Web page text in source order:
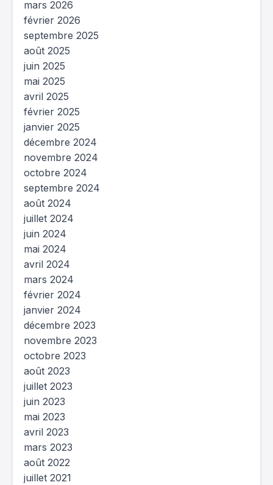
mars 2026
février 2026
septembre 2025
août 2025
juin 2025
mai 2025
avril 2025
février 2025
janvier 2025
décembre 2024
novembre 2024
octobre 2024
septembre 2024
août 2024
juillet 2024
juin 2024
mai 2024
avril 2024
mars 2024
février 2024
janvier 2024
décembre 2023
novembre 2023
octobre 2023
août 2023
juillet 2023
juin 2023
mai 2023
avril 2023
mars 2023
août 2022
juillet 2021